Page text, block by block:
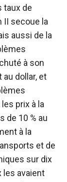
taux de
II secoue la
aussi de la
à son
au dollar, et
prix à la
de 10 % au
à la
et de
sur dix
les avaient